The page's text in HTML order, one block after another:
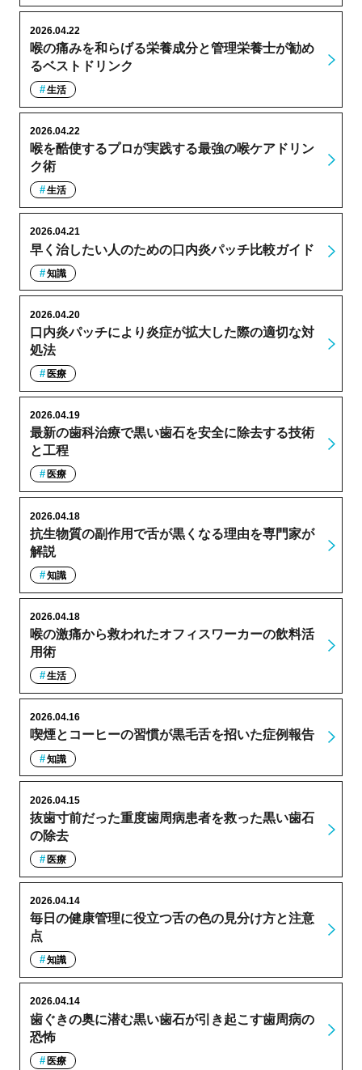
喉の痛みを和らげる栄養成分と管理栄養士が勧め
るベストドリンク
2026.04.22
生活
喉を酷使するプロが実践する最強の喉ケアドリン
ク術
2026.04.22
生活
早く治したい人のための口内炎パッチ比較ガイド
2026.04.21
知識
口内炎パッチにより炎症が拡大した際の適切な対
処法
2026.04.20
医療
最新の歯科治療で黒い歯石を安全に除去する技術
と工程
2026.04.19
医療
抗生物質の副作用で舌が黒くなる理由を専門家が
解説
2026.04.18
知識
喉の激痛から救われたオフィスワーカーの飲料活
用術
2026.04.18
生活
喫煙とコーヒーの習慣が黒毛舌を招いた症例報告
2026.04.16
知識
抜歯寸前だった重度歯周病患者を救った黒い歯石
の除去
2026.04.15
医療
毎日の健康管理に役立つ舌の色の見分け方と注意
点
2026.04.14
知識
歯ぐきの奥に潜む黒い歯石が引き起こす歯周病の
恐怖
2026.04.14
医療